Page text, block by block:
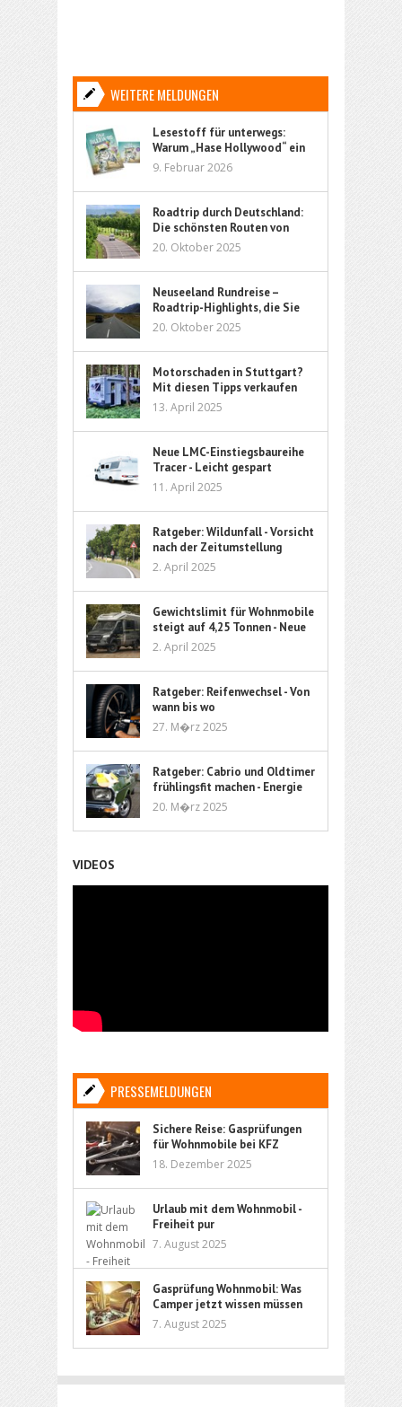
WEITERE MELDUNGEN
Lesestoff für unterwegs:
Warum „Hase Hollywood“ ein
ideales Kinderbuch für Reisen
9. Februar 2026
Roadtrip durch Deutschland:
Die schönsten Routen von
Nord bis Süd
20. Oktober 2025
Neuseeland Rundreise –
Roadtrip-Highlights, die Sie
nicht verpassen sollten
20. Oktober 2025
Motorschaden in Stuttgart?
Mit diesen Tipps verkaufen
Sie Ihr Auto sorgenfrei
13. April 2025
Neue LMC-Einstiegsbaureihe
Tracer - Leicht gespart
11. April 2025
Ratgeber: Wildunfall - Vorsicht
nach der Zeitumstellung
2. April 2025
Gewichtslimit für Wohnmobile
steigt auf 4,25 Tonnen - Neue
Führerschein-Richtlinie ebnet
den Weg
2. April 2025
Ratgeber: Reifenwechsel - Von
wann bis wo
27. M�rz 2025
Ratgeber: Cabrio und Oldtimer
frühlingsfit machen - Energie
und Flüssigkeit
20. M�rz 2025
VIDEOS
PRESSEMELDUNGEN
Sichere Reise: Gasprüfungen
für Wohnmobile bei KFZ
Kleindienst
18. Dezember 2025
Urlaub mit dem Wohnmobil -
Freiheit pur
7. August 2025
Gasprüfung Wohnmobil: Was
Camper jetzt wissen müssen
7. August 2025